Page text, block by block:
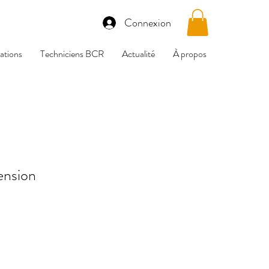
Connexion
Techniciens BCR Actualité À propos